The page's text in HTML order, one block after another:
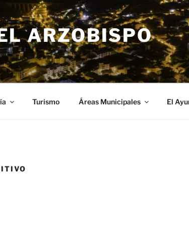
ARZOBISPO
Turismo Áreas Municipales El